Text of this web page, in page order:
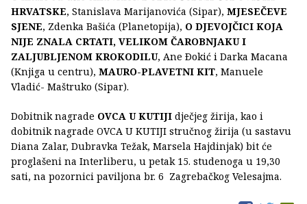
HRVATSKE, Stanislava Marijanovića (Sipar), MJESEČEVE
SJENE, Zdenka Bašića (Planetopija), O DJEVOJČICI KOJA
NIJE ZNALA CRTATI, VELIKOM ČAROBNJAKU I
ZALJUBLJENOM KROKODILU, Ane Ðokić i Darka Macana
(Knjiga u centru), MAURO-PLAVETNI KIT, Manuele
Vladić- Maštruko (Sipar).
Dobitnik nagrade OVCA U KUTIJI dječjeg žirija, kao i
dobitnik nagrade OVCA U KUTIJI stručnog žirija (u sastavu
Diana Zalar, Dubravka Težak, Marsela Hajdinjak) bit će
proglašeni na Interliberu, u petak 15. studenoga u 19,30
sati, na pozornici paviljona br. 6 Zagrebačkog Velesajma.